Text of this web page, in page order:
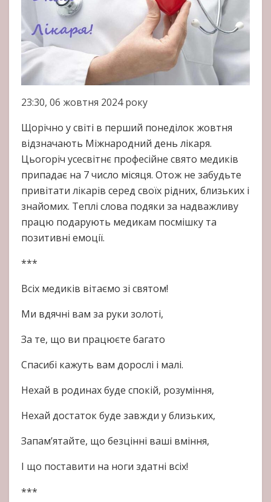
23:30, 06 жовтня 2024 року
Щорічно у світі в перший понеділок жовтня
відзначають Міжнародний день лікаря.
Цьогоріч усесвітнє професійне свято медиків
припадає на 7 число місяця. Отож не забудьте
привітати лікарів серед своїх рідних, близьких і
знайомих. Теплі слова подяки за надважливу
працю подарують медикам посмішку та
позитивні емоції.
***
Всіх медиків вітаємо зі святом!
Ми вдячні вам за руки золоті,
За те, що ви працюєте багато
Спасибі кажуть вам дорослі і малі.
Нехай в родинах буде спокій, розуміння,
Нехай достаток буде завжди у близьких,
Запам’ятайте, що безцінні ваші вміння,
І що поставити на ноги здатні всіх!
***